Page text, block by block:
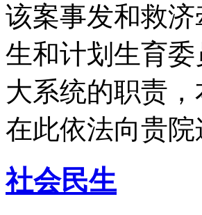
该案事发和救
生和计划生育
大系统的职责
在此依法向贵
社会民生